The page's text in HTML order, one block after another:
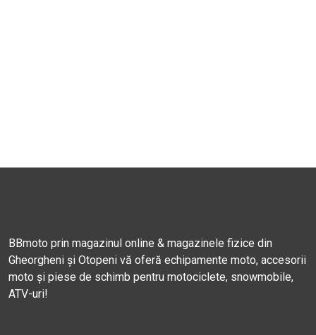
BBmoto prin magazinul online & magazinele fizice din
Gheorgheni și Otopeni vă oferă echipamente moto, accesorii
moto și piese de schimb pentru motociclete, snowmobile,
ATV-uri!